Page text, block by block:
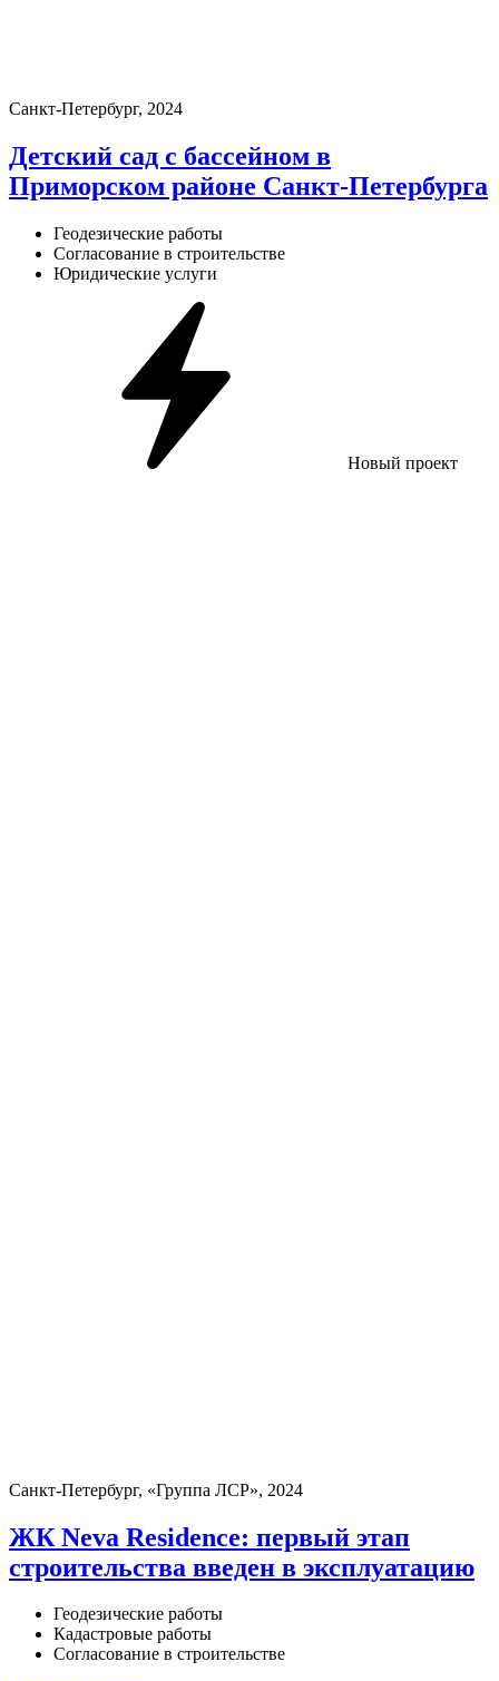
Санкт-Петербург, 2024
Детский сад с бассейном в
Приморском районе Санкт-Петербурга
Геодезические работы
Согласование в строительстве
Юридические услуги
Новый проект
Санкт-Петербург, «Группа ЛСР», 2024
ЖК Neva Residence: первый этап
строительства введен в эксплуатацию
Геодезические работы
Кадастровые работы
Согласование в строительстве